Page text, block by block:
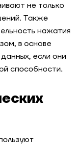
не только
Также
нажатия
в основе
если они
способности.